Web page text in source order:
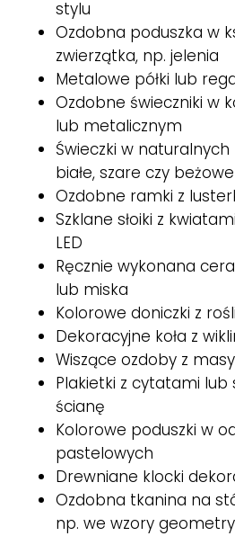
stylu
Ozdobna poduszka w
zwierzątka, np. jelenia
Metalowe półki lub
Ozdobne świeczniki w
lub metalicznym
Świeczki w
białe, szare czy beżowe
Ozdobne ramki z
Szklane słoiki z
LED
Ręcznie wykonana
lub miska
Kolorowe doniczki z
Dekoracyjne koła z
Wiszące ozdoby z
Plakietki z cytatami
ścianę
Kolorowe poduszki w
pastelowych
Drewniane klocki
Ozdobna tkanina na
np. we wzory